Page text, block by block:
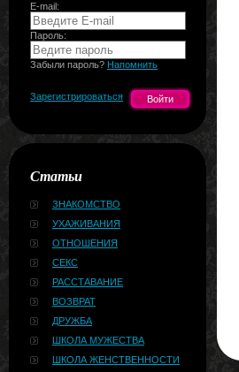
E-mail:
Пароль:
Забыли пароль? Напомнить
Зарегистрироваться
Статьи
ЗНАКОМСТВО
УХАЖИВАНИЯ
ОТНОШЕНИЯ
СЕКС
РАССТАВАНИЕ
ВОЗВРАТ
ДРУЖБА
ШКОЛА МУЖЕСТВА
ШКОЛА ЖЕНСТВЕННОСТИ